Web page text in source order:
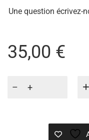
Une question écrivez-
35,00 €